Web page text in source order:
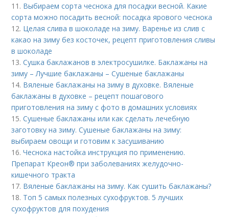
11. Выбираем сорта чеснока для посадки весной. Какие
сорта можно посадить весной: посадка ярового чеснока
12. Целая слива в шоколаде на зиму. Варенье из слив с
какао на зиму без косточек, рецепт приготовления сливы
в шоколаде
13.Сушка баклажанов в электросушилке. Баклажаны на
зиму – Лучшие баклажаны – Сушеные баклажаны
14. Вяленые баклажаны на зиму в духовке. Вяленые
баклажаны в духовке – рецепт пошагового
приготовления на зиму с фото в домашних условиях
15.Сушеные баклажаны или как сделать лечебную
заготовку на зиму. Сушеные баклажаны на зиму:
выбираем овощи и готовим к засушиванию
16.Чеснока настойка инструкция по применению.
Препарат Креон® при заболеваниях желудочно-
кишечного тракта
17. Вяленые баклажаны на зиму. Как сушить баклажаны?
18. Топ 5 самых полезных сухофруктов. 5 лучших
сухофруктов для похудения